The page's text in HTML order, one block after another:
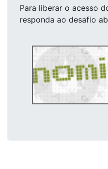
Para liberar o acesso
responda ao desafio